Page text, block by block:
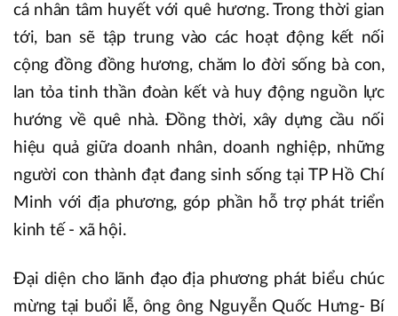
cá nhân tâm huyết với quê hương. Trong thời gian
tới, ban sẽ tập trung vào các hoạt động kết nối
cộng đồng đồng hương, chăm lo đời sống bà con,
lan tỏa tinh thần đoàn kết và huy động nguồn lực
hướng về quê nhà. Đồng thời, xây dựng cầu nối
hiệu quả giữa doanh nhân, doanh nghiệp, những
người con thành đạt đang sinh sống tại TP Hồ Chí
Minh với địa phương, góp phần hỗ trợ phát triển
kinh tế - xã hội.
Đại diện cho lãnh đạo địa phương phát biểu chúc
mừng tại buổi lễ, ông ông Nguyễn Quốc Hưng- Bí